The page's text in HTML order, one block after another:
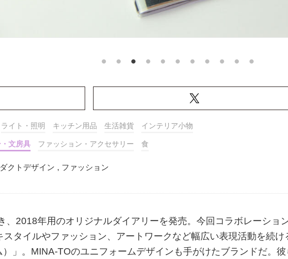
ライト・照明 キッチン用品 生活雑貨 インテリア小物
文房具 ファッション・アクセサリー 食
クトデザイン , ファッション
、2018年用のオリジナルダイアリーを発売。今回コラボレーショ
タイルやファッション、アートワークなど幅広い表現活動を続け
）」。MINA-TOのユニフォームデザインも手がけたブランドだ。彼